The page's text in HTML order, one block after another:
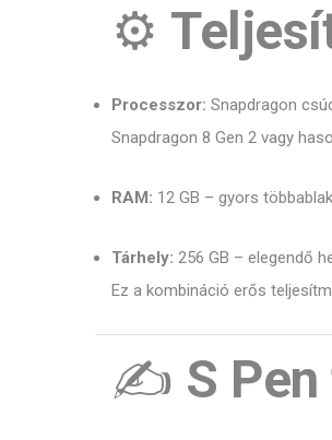
⚙️
Processzor: Snapdragon
Snapdragon 8 Gen 2 vagy
RAM: 12 GB – gyors
Tárhely: 256 GB – elegendő
Ez a kombináció erős
✍️ S